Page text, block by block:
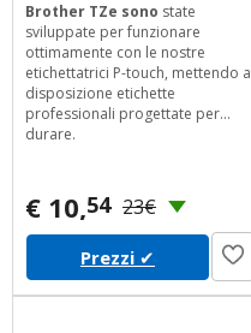
Brother TZe sono state
sviluppate per funzionare
ottimamente con le nostre
etichettatrici P-touch, mettendo a
disposizione etichette
professionali progettate per
durare.
€ 10,54 23€
Prezzi ✔